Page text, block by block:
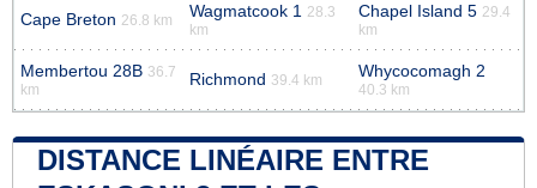
Cape Breton 26.8 km Wagmatcook 1
28.3
km
Chapel Island 5 29.4
km
Membertou 28B 36.7
km
Richmond 39.4 km Whycocomagh 2
40.3 km
DISTANCE LINÉAIRE ENTRE